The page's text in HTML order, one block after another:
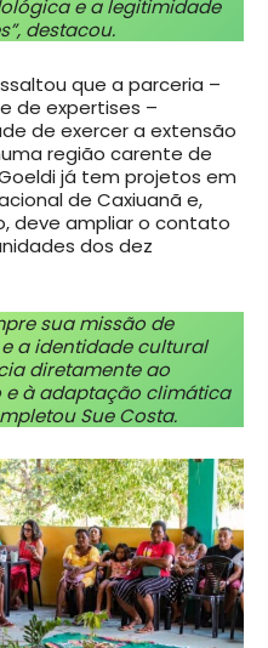
e a legitimidade
destacou.
que a parceria –
de expertises –
de exercer a extensão
região carente de
já tem projetos em
de Caxiuanã e,
deve ampliar o contato
dos dez
sua missão de
a identidade cultural
diretamente ao
à adaptação climática
Sue Costa.